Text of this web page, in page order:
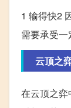
1 输得快2
需要承受一
云顶之
在云顶之